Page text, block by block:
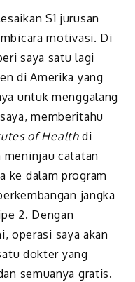
S1 jurusan
motivasi. Di
saya satu lagi
di Amerika yang
untuk menggalang
memberitahu
of Healthdi
meninjau catatan
ke dalam program
jangka
2. Dengan
operasi saya akan
dokter yang
semuanya gratis.